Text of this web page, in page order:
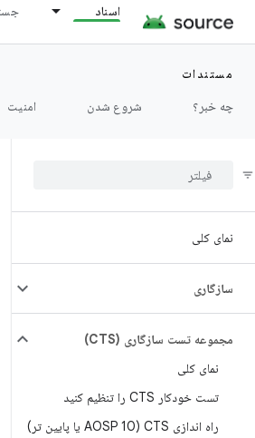
اسناد
مستندات
چه خبر؟
شروع شدن امنیت
نمای کلی
سازگاری
مجموعه تست سازگاری (CTS)
نمای کلی
تست خودکار CTS را تنظیم کنید
راه اندازی CTS (AOSP 10 یا پایین تر)